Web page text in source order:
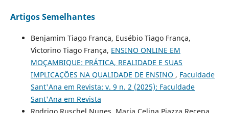
Artigos Semelhantes
Benjamim Tiago França, Eusébio Tiago França,
Victorino Tiago França, ENSINO ONLINE EM
MOÇAMBIQUE: PRÁTICA, REALIDADE E SUAS
IMPLICAÇÕES NA QUALIDADE DE ENSINO , Faculdade
Sant'Ana em Revista: v. 9 n. 2 (2025): Faculdade
Sant'Ana em Revista